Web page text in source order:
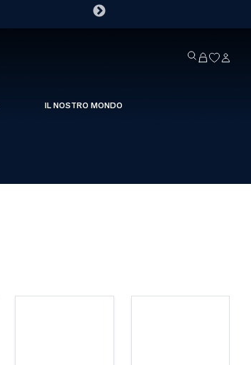
IL NOSTRO MONDO